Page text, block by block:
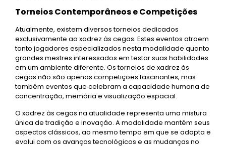
Torneios Contemporâneos e Competições
Atualmente, existem diversos torneios dedicados
exclusivamente ao xadrez às cegas. Estes eventos atraem
tanto jogadores especializados nesta modalidade quanto
grandes mestres interessados em testar suas habilidades
em um ambiente diferente. Os torneios de xadrez às
cegas não são apenas competições fascinantes, mas
também eventos que celebram a capacidade humana de
concentração, memória e visualização espacial.
O xadrez às cegas na atualidade representa uma mistura
única de tradição e inovação. A modalidade mantém seus
aspectos clássicos, ao mesmo tempo em que se adapta e
evolui com os avanços tecnológicos e as mudanças no